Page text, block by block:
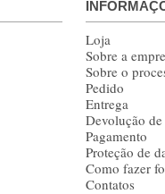
Loja
Sobre a
Sobre o
Pedido
Entrega
Devolução
Pagamento
Proteção de
Como fazer
Contatos